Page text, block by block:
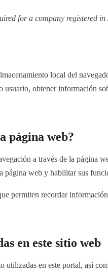
for a company registered in
local del
obtener información
página web?
a través de la página
página web y habilitar sus
permiten recordar
en este sitio web
utilizadas en este portal, así